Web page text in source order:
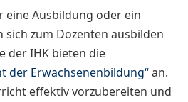
eine Ausbildung oder ein
zum Dozenten ausbilden
der IHK bieten die
der Erwachsenenbildung“an.
effektiv vorzubereiten und